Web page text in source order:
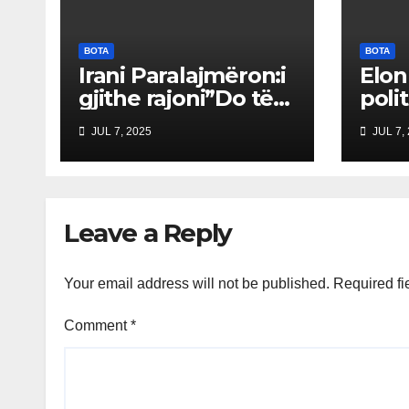
BOTA
Irani Paralajmëron:i
gjithe rajoni”Do të
Vuajë” nëse Izraeli
Nuk Mbahet
Përgjegjës
JUL 7, 2025
BOTA
JUL 7,
Leave a Reply
Your email address will not be published. Required
Comment*